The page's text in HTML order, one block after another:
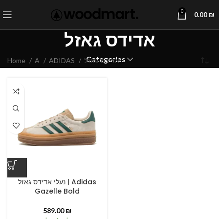
0 0.00 ₪
אדידס גאזל
Categories
Home A ADIDAS אדידס גאזל
נעלי אדידס גאזל | Adidas
Gazelle Bold
589.00₪